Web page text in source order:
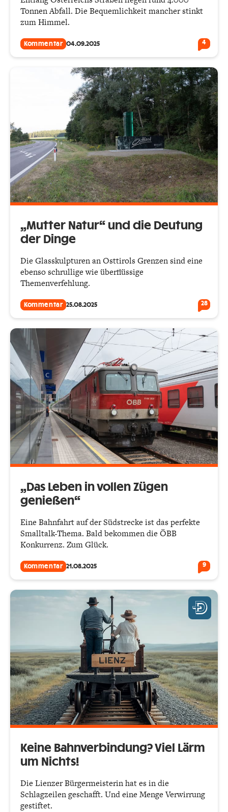
Tonnen Abfall. Die Bequemlichkeit mancher stinkt
zum Himmel.
Kommentar 04.09.2025 4
„Mutter Natur“ und die Deutung
der Dinge
Die Glasskulpturen an Osttirols Grenzen sind eine
ebenso schrullige wie überflüssige
Themenverfehlung.
Kommentar 25.08.2025 28
„Das Leben in vollen Zügen
genießen“
Eine Bahnfahrt auf der Südstrecke ist das perfekte
Smalltalk-Thema. Bald bekommen die ÖBB
Konkurrenz. Zum Glück.
Kommentar 21.08.2025 9
Keine Bahnverbindung? Viel Lärm
um Nichts!
Die Lienzer Bürgermeisterin hat es in die
Schlagzeilen geschafft. Und eine Menge Verwirrung
gestiftet.